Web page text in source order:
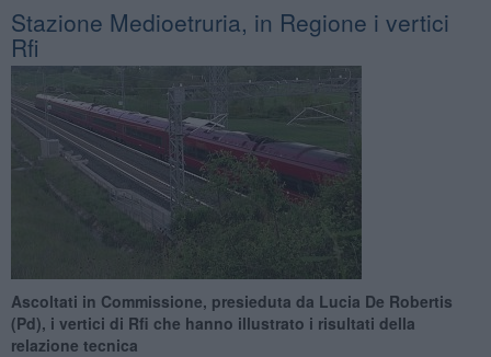
Stazione Medioetruria, in Regione i vertici
Rfi
Ascoltati in Commissione, presieduta da Lucia De Robertis
(Pd), i vertici di Rfi che hanno illustrato i risultati della
relazione tecnica